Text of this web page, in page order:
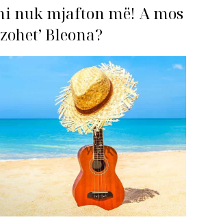
nuk mjafton më! A mos
Bleona?